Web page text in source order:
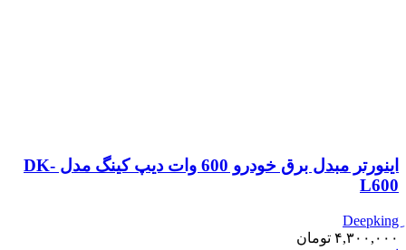
اینورتر مبدل برق خودرو 600 وات دیپ کینگ مدل DK-
L600
۴,۳۰۰,۰۰۰ تومان